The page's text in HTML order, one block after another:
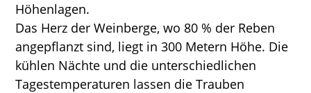
Höhenlagen.
Das Herz der Weinberge, wo 80 % der Reben
angepflanzt sind, liegt in 300 Metern Höhe. Die
kühlen Nächte und die unterschiedlichen
Tagestemperaturen lassen die Trauben